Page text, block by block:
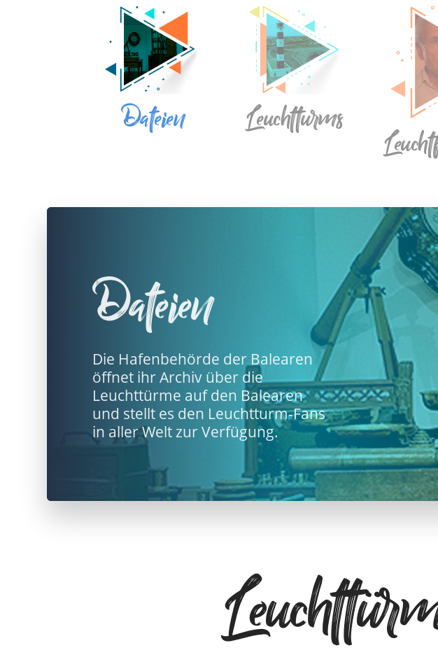
Dateien Leuchtturms
Dateien
Die Hafenbehörde der Balearen
öffnet ihr Archiv über die
Leuchttürme auf den Balearen
und stellt es den Leuchtturm-Fans
in aller Welt zur Verfügung.